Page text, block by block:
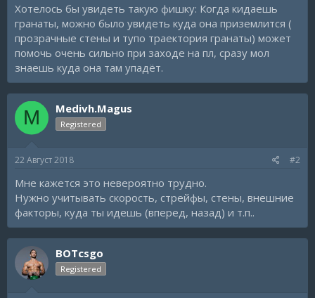
а
Хотелось бы увидеть такую фишку: Когда кидаешь
гранаты, можно было увидеть куда она приземлится (
прозрачные стены и тупо траектория гранаты) может
помочь очень сильно при заходе на пл, сразу мол
знаешь куда она там упадёт.
M Medivh.Magus
Registered
22 Август 2018 #2
Мне кажется это невероятно трудно.
Нужно учитывать скорость, стрейфы, стены, внешние
факторы, куда ты идешь (вперед, назад) и т.п..
BOTcsgo
Registered